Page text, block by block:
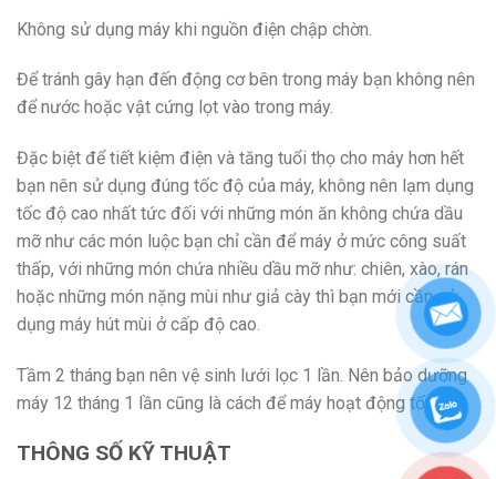
Không sử dụng máy khi nguồn điện chập chờn.
Để tránh gây hạn đến động cơ bên trong máy bạn không nên
để nước hoặc vật cứng lọt vào trong máy.
Đặc biệt để tiết kiệm điện và tăng tuổi thọ cho máy hơn hết
bạn nên sử dụng đúng tốc độ của máy, không nên lạm dụng
tốc độ cao nhất tức đối với những món ăn không chứa dầu
mỡ như các món luộc bạn chỉ cần để máy ở mức công suất
thấp, với những món chứa nhiều dầu mỡ như: chiên, xào, rán
hoặc những món nặng mùi như giả cày thì bạn mới cần sử
dụng máy hút mùi ở cấp độ cao.
Tầm 2 tháng bạn nên vệ sinh lưới lọc 1 lần. Nên bảo dưỡng
máy 12 tháng 1 lần cũng là cách để máy hoạt động tốt hơn.
THÔNG SỐ KỸ THUẬT